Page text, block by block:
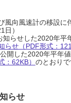
風向風速計の移設
日）
知らせした2020年平
らせ（PDF形式：
開した2020年平年
：62KB） のとおりで
らせ